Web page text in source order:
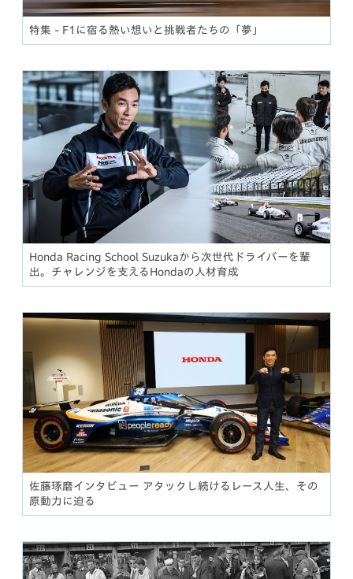
特集 - F1に宿る熱い想いと挑戦者たちの「夢」
Honda Racing School Suzukaから次世代ドライバーを輩
出。チャレンジを支えるHondaの人材育成
佐藤琢磨インタビュー アタックし続けるレース人生、その
原動力に迫る